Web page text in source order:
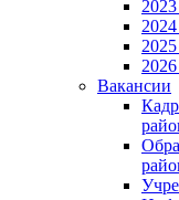
Вакансии